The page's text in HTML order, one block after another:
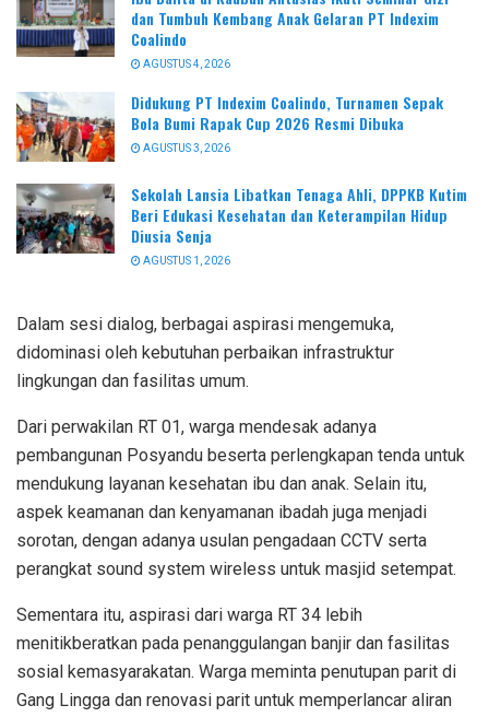
dan Tumbuh Kembang Anak Gelaran PT Indexim
Coalindo
AGUSTUS 4, 2026
Didukung PT Indexim Coalindo, Turnamen Sepak
Bola Bumi Rapak Cup 2026 Resmi Dibuka
AGUSTUS 3, 2026
Sekolah Lansia Libatkan Tenaga Ahli, DPPKB Kutim
Beri Edukasi Kesehatan dan Keterampilan Hidup
Diusia Senja
AGUSTUS 1, 2026
Dalam sesi dialog, berbagai aspirasi mengemuka,
didominasi oleh kebutuhan perbaikan infrastruktur
lingkungan dan fasilitas umum.
Dari perwakilan RT 01, warga mendesak adanya
pembangunan Posyandu beserta perlengkapan tenda untuk
mendukung layanan kesehatan ibu dan anak. Selain itu,
aspek keamanan dan kenyamanan ibadah juga menjadi
sorotan, dengan adanya usulan pengadaan CCTV serta
perangkat sound system wireless untuk masjid setempat.
Sementara itu, aspirasi dari warga RT 34 lebih
menitikberatkan pada penanggulangan banjir dan fasilitas
sosial kemasyarakatan. Warga meminta penutupan parit di
Gang Lingga dan renovasi parit untuk memperlancar aliran